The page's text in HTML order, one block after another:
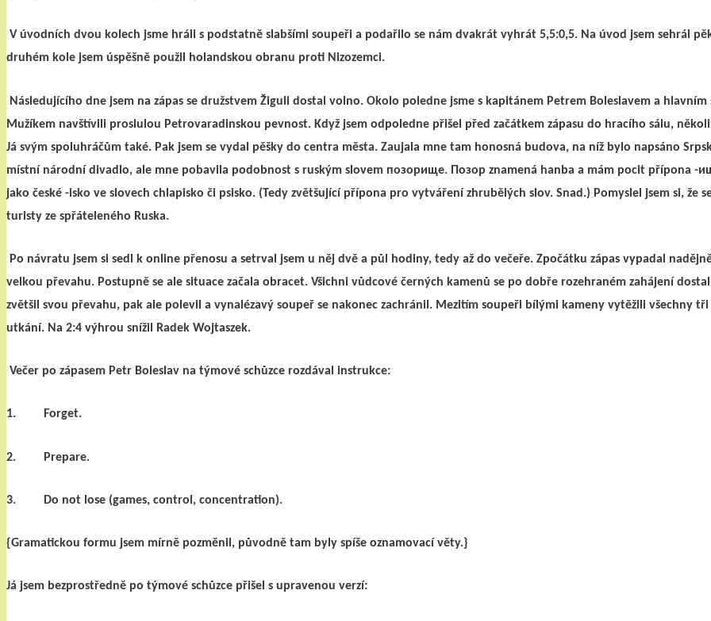
V úvodních dvou kolech jsme hráli s podstatně slabšími soupeři a podařilo se nám dvakrát vyhrát 5,5:0,5. Na úvod jsem sehrál
druhém kole jsem úspěšně použil holandskou obranu proti Nizozemci.
Následujícího dne jsem na zápas se družstvem Žiguli dostal volno. Okolo poledne jsme s kapitánem Petrem Boleslavem a hlavním
Mužíkem navštívili proslulou Petrovaradinskou pevnost. Když jsem odpoledne přišel před začátkem zápasu do hracího sálu,
Já svým spoluhráčům také. Pak jsem se vydal pěšky do centra města. Zaujala mne tam honosná budova, na níž bylo napsáno
místní národní divadlo, ale mne pobavila podobnost s ruským slovem позорище. Позор znamená hanba a mám pocit přípona -
jako české -isko ve slovech chlapisko či psisko. (Tedy zvětšující přípona pro vytváření zhrubělých slov. Snad.) Pomyslel jsem si, že
turisty ze spřáteleného Ruska.
Po návratu jsem si sedl k online přenosu a setrval jsem u něj dvě a půl hodiny, tedy až do večeře. Zpočátku zápas vypadal
velkou převahu. Postupně se ale situace začala obracet. Všichni vůdcové černých kamenů se po dobře rozehraném zahájení
zvětšil svou převahu, pak ale polevil a vynalézavý soupeř se nakonec zachránil. Mezitím soupeři bílými kameny vytěžili všechny
utkání. Na 2:4 výhrou snížil Radek Wojtaszek.
Večer po zápasem Petr Boleslav na týmové schůzce rozdával instrukce:
1. Forget.
2. Prepare.
3. Do not lose (games, control, concentration).
{Gramatickou formu jsem mírně pozměnil, původně tam byly spíše oznamovací věty.}
Já jsem bezprostředně po týmové schůzce přišel s upravenou verzí: